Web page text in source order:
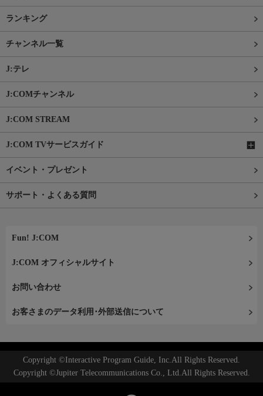
ランキング
チャンネル一覧
J:テレ
J:COMチャンネル
J:COM STREAM
J:COM TVサービスガイド
イベント・プレゼント
サポート・よくある質問
Fun! J:COM
J:COM オフィシャルサイト
お問い合わせ
お客さまのデータ利用･外部送信について
Copyright ©Interactive Program Guide, Inc.All Rights Reserved.
Copyright ©Jupiter Telecommunications Co., Ltd.All Rights Reserved.